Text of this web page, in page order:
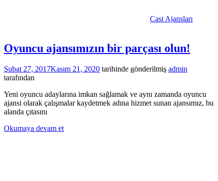
Cast Ajansları
Oyuncu ajansımızın bir parçası olun!
Şubat 27, 2017Kasım 21, 2020 tarihinde gönderilmiş admin
tarafından
Yeni oyuncu adaylarına imkan sağlamak ve aynı zamanda oyuncu
ajansi olarak çalışmalar kaydetmek adına hizmet sunan ajansımız, bu
alanda çıtasını
Okumaya devam et